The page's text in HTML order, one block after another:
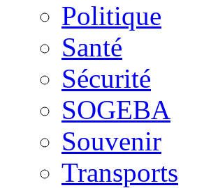
Politique
Santé
Sécurité
SOGEBA
Souvenir
Transports